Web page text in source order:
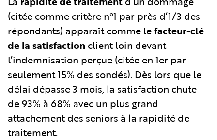
(citée comme critère n°1 par près d’1/3 des
répondants) apparaît comme lefacteur-clé
de la satisfaction client loin devant
l’indemnisation perçue (citée en 1er par
seulement 15% des sondés). Dès lors que le
délai dépasse 3 mois, la satisfaction chute
de 93% à 68% avec un plus grand
attachement des seniors à la rapidité de
traitement.